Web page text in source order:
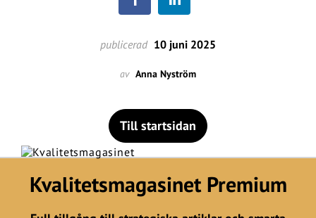
publicerad 10 juni 2025
av Anna Nyström
Till startsidan
Kvalitetsmagasinet Premium